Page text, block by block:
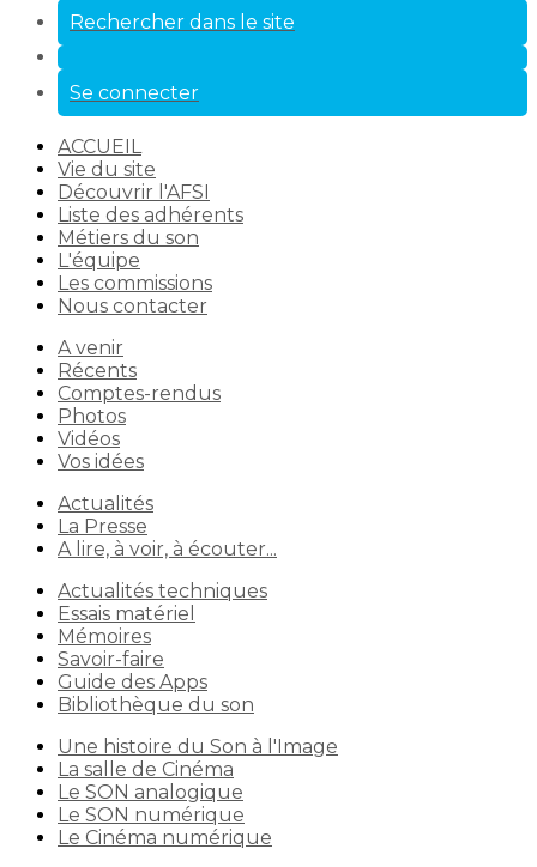
Rechercher dans le site
Se connecter
ACCUEIL
Vie du site
Découvrir l'AFSI
Liste des adhérents
Métiers du son
L'équipe
Les commissions
Nous contacter
A venir
Récents
Comptes-rendus
Photos
Vidéos
Vos idées
Actualités
La Presse
A lire, à voir, à écouter...
Actualités techniques
Essais matériel
Mémoires
Savoir-faire
Guide des Apps
Bibliothèque du son
Une histoire du Son à l'Image
La salle de Cinéma
Le SON analogique
Le SON numérique
Le Cinéma numérique